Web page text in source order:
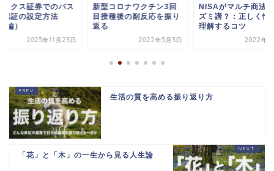
ックス証券でのパス
認証の設定方法
編）
2025年11月23日
新型コロナワクチン3回
目接種後の副反応を振り
返る
2022年5月3日
NISAがマルチ商法
ズミ講？：正しく情
理解するコツ
2022年4
生活の質を高める振り返り方
「花」と「木」の一生から見る人生論